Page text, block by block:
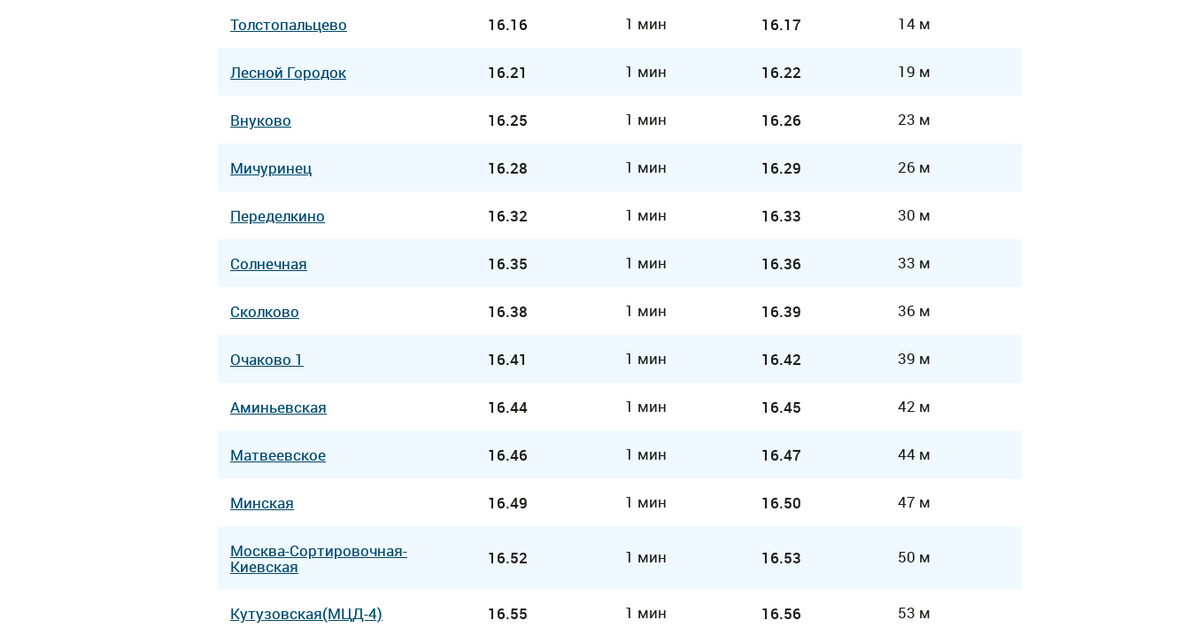
Толстопальцево 16.16 1 мин 16.17 14 м
Лесной Городок 16.21 1 мин 16.22 19 м
Внуково 16.25 1 мин 16.26 23 м
Мичуринец 16.28 1 мин 16.29 26 м
Переделкино 16.32 1 мин 16.33 30 м
Солнечная 16.35 1 мин 16.36 33 м
Сколково 16.38 1 мин 16.39 36 м
Очаково 1 16.41 1 мин 16.42 39 м
Аминьевская 16.44 1 мин 16.45 42 м
Матвеевское 16.46 1 мин 16.47 44 м
Минская 16.49 1 мин 16.50 47 м
Москва-Сортировочная-
Киевская 16.52 1 мин 16.53 50 м
Кутузовская(МЦД-4) 16.55 1 мин 16.56 53 м